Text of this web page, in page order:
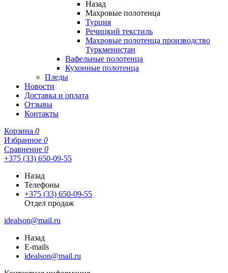
Назад
Махровые полотенца
Турция
Речицкий текстиль
Махровые полотенца производство
Туркменистан
Вафельные полотенца
Кухонные полотенца
Пледы
Новости
Доставка и оплата
Отзывы
Контакты
Корзина 0
Избранное 0
Сравнение 0
+375 (33) 650-09-55
Назад
Телефоны
+375 (33) 650-09-55
Отдел продаж
idealson@mail.ru
Назад
E-mails
idealson@mail.ru